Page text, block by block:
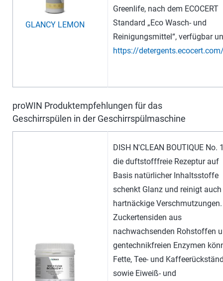
GLANCY LEMON
Greenlife, nach dem ECOCERT
Standard „Eco Wasch- und
Reinigungsmittel“, verfügbar
https://
proWIN Produktempfehlungen für das
Geschirrspülen in der Geschirrspülmaschine
DISH N'CLEAN BOUTIQUE No.
die duftstofffreie Rezeptur auf
Basis natürlicher Inhaltsstoffe
schenkt Glanz und reinigt auch
hartnäckige
Zuckertensiden aus
nachwachsenden Rohstoffen
gentechnikfreien Enzymen
Fette, Tee- und
sowie Eiweiß- und